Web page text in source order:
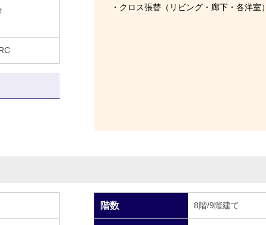
・クロス張替（リビング・廊下・各洋室）
階数 8階/9階建て